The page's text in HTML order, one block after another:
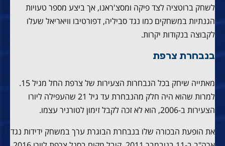
לשחק ברוטציה לצד פיקה ומסצ'ראנו, אך ביצע מספר טעויות
הגנתיות במשחקים כמו נגד סביליה, דפורטיבו וויאריאל שעלו
לקבוצה בנקודות יקרות.
בנבחרת צרפת
מאתייה שיחק בכל הנבחרות הצעירות של צרפת החל מגיל 15.
למרות שהוא היה חלק מהנבחרת עד גיל 21 שהעפילה ליורו
הצעירות ב-2006, הוא לא זכה לקבל זימון לטורניר עצמו.
את הופעת הבכורה שלו בנבחרת הבוגרת ערך במשחק ידידות נגד